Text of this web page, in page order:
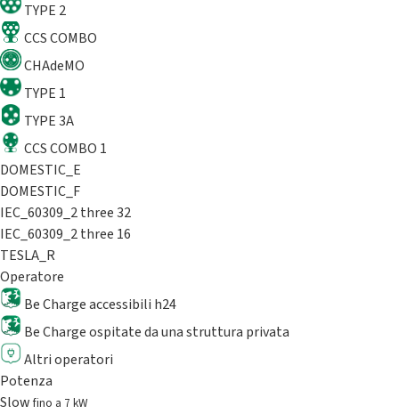
TYPE 2
CCS COMBO
CHAdeMO
TYPE 1
TYPE 3A
CCS COMBO 1
DOMESTIC_E
DOMESTIC_F
IEC_60309_2 three 32
IEC_60309_2 three 16
TESLA_R
Operatore
Be Charge accessibili h24
Be Charge ospitate da una struttura privata
Altri operatori
Potenza
Slowfino a 7 kW